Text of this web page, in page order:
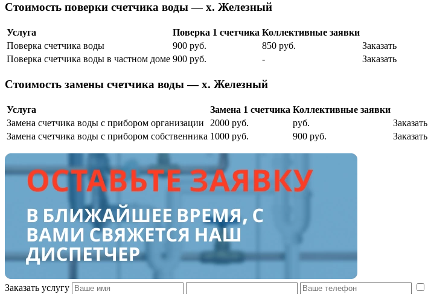
Cтоимость поверки счетчика воды — х. Железный
Услуга Поверка 1 счетчика Коллективные заявки
Поверка счетчика воды
900 руб. 850 руб.
Заказать
Поверка счетчика воды в частном доме 900 руб. - Заказать
Cтоимость замены счетчика воды — х. Железный
Услуга Замена 1 счетчика Коллективные заявки
Замена счетчика воды с прибором организации
2000 руб. руб.
Заказать
Замена счетчика воды с прибором собственника 1000 руб. 900 руб. Заказать
Заказать услугу